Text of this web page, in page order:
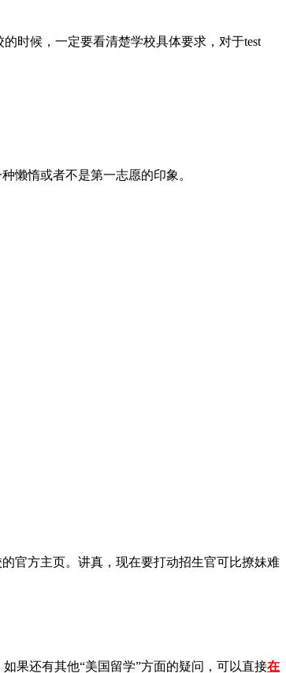
时候，一定要看清楚学校具体要求，对于test
惰或者不是第一志愿的印象。
官方主页。讲真，现在要打动招生官可比撩妹难
果还有其他“美国留学”方面的疑问，可以直接在